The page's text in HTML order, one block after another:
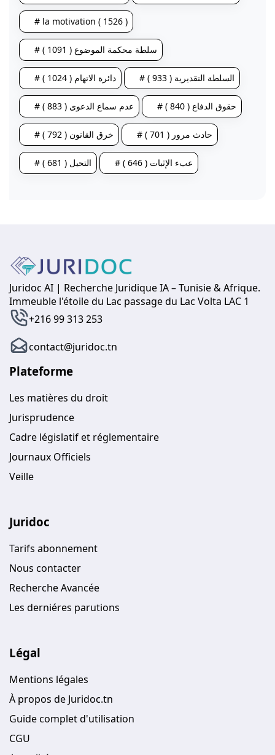
# la motivation ( 1526 )
# سلطة محكمة الموضوع ( 1091 )
# دائرة الاتهام ( 1024 ) # السلطة التقديرية ( 933 )
# عدم سماع الدعوى ( 883 ) # حقوق الدفاع ( 840 )
# خرق القانون ( 792 ) # حادث مرور ( 701 )
# التحيل ( 681 ) # عبء الإثبات ( 646 )
Juridoc AI | Recherche Juridique IA – Tunisie & Afrique.
Immeuble l'étoile du Lac passage du Lac Volta LAC 1
+216 99 313 253
contact@juridoc.tn
Plateforme
Les matières du droit
Jurisprudence
Cadre législatif et réglementaire
Journaux Officiels
Veille
Juridoc
Tarifs abonnement
Nous contacter
Recherche Avancée
Les derniéres parutions
Légal
Mentions légales
À propos de Juridoc.tn
Guide complet d'utilisation
CGU